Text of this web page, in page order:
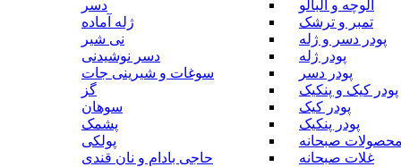
آلوچه و آلبالو
تمبر و ترشک
پودر دسر و ژله
پودر ژله
پودر دسر
پودر کیک و پنکیک
پودر کیک
پودر پنکیک
محصولات صبحانه
غلات صبحانه
دسر
ژله آماده
نی شیر
دسر نوشیدنی
سوغات و شیرینی جات
گز
سوهان
پشمک
پولکی
حاجی بادام و نان قندی